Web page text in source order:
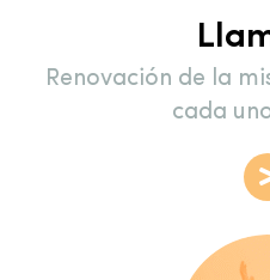
Renovación de la
cada